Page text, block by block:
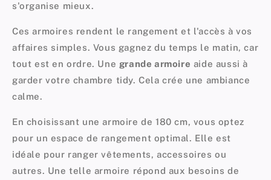
s'organise mieux.
Ces armoires rendent le rangement et l'accès à vos
affaires simples. Vous gagnez du temps le matin, car
tout est en ordre. Une grande armoire aide aussi à
garder votre chambre tidy. Cela crée une ambiance
calme.
En choisissant une armoire de 180 cm, vous optez
pour un espace de rangement optimal. Elle est
idéale pour ranger vêtements, accessoires ou
autres. Une telle armoire répond aux besoins de